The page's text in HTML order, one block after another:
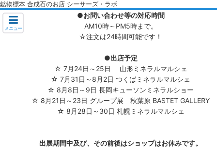
鉱物標本 合成石のお店 シーサーズ・ラボ
メニュー
●お問い合わせ等の対応時間
AM10時～PM5時まで。
☆注文は24時間可能です！
●出店予定
☆ 7月24日～25日 山形ミネラルマルシェ
☆ 7月31日～8月2日 つくばミネラルマルシェ
☆ 8月8日～9日 長岡キューソンミネラルショー
☆ 8月21日～23日 グループ展 秋葉原 BASTET GALLERY
☆ 8月28日～30日 札幌ミネラルマルシェ
出展期間中及び、その前後はショップはお休みです。